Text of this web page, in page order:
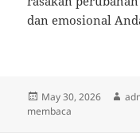
dan emosional
Posted
on
May 30, 2026
membaca